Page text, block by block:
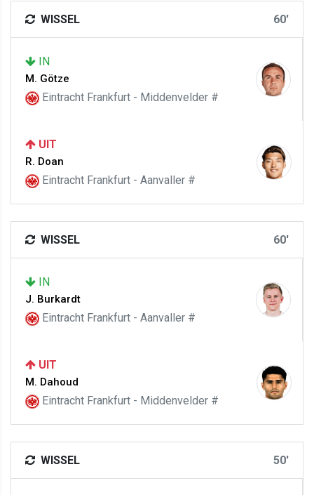
WISSEL 60'
IN
M. Götze
Eintracht Frankfurt - Middenvelder #
UIT
R. Doan
Eintracht Frankfurt - Aanvaller #
WISSEL 60'
IN
J. Burkardt
Eintracht Frankfurt - Aanvaller #
UIT
M. Dahoud
Eintracht Frankfurt - Middenvelder #
WISSEL 50'